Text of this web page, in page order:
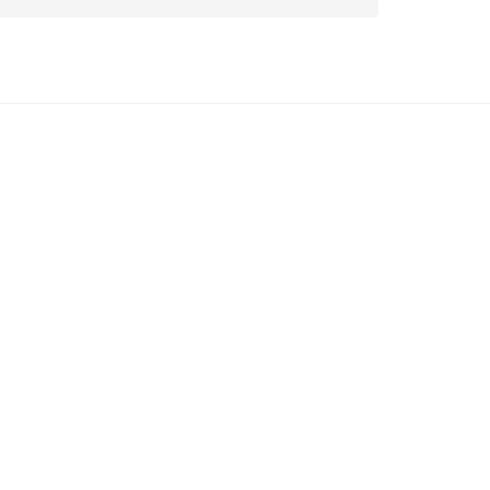
trh sólo spracované vína z tokajských odrôd
technológiami, vrátane riadenej